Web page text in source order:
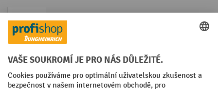
Faktura
Sociální sítě
Facebook
YouTubeLinkedIn